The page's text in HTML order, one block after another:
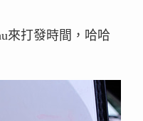
來打發時間，哈哈